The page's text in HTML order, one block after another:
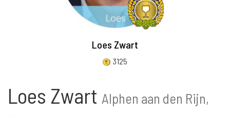
Loes Zwart
3125
Loes Zwart Alphen aan den Rijn,